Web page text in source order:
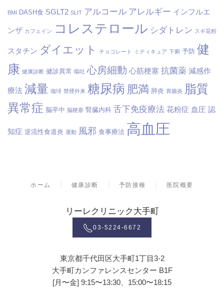
BMI DASH食 SGLT2 SLIT アルコール アレルギー インフルエ
ンザ カフェイン コレステロール シダトレン スギ花粉
スタチン ダイエット チョコレート ミティキュア 下痢 予防 健
康 健康診断 健診異常 嘔吐 心房細動 心筋梗塞 抗菌薬 減感作
療法 減量 珈琲 禁煙外来 糖尿病 肥満 肺炎 胃腸炎 脂質
異常症 脳卒中 脳梗塞 腎臓内科 舌下免疫療法 花粉症 血圧 認
知症 逆流性食道炎 運動 風邪 食事療法 高血圧
ホーム 健康診断 予防接種 医院概要
リーレクリニック大手町
03-5224-6672
東京都千代田区大手町1丁目3-2
大手町カンファレンスセンター B1F
[月〜金] 9:15〜13:30、15:00〜18:15